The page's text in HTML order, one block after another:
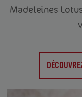
Madeleines